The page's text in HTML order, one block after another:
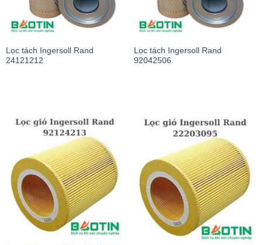
Lọc tách Ingersoll Rand
24121212
Lọc tách Ingersoll Rand
92042506